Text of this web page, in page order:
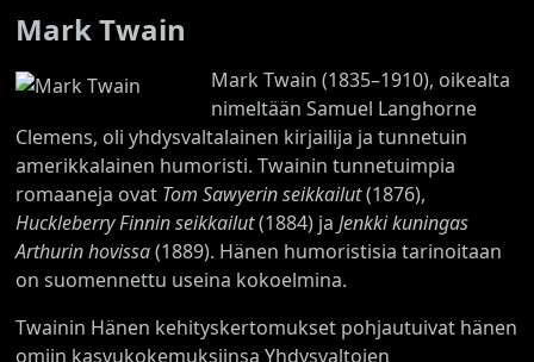
Mark Twain
Mark Twain (1835–1910), oikealta
nimeltään Samuel Langhorne
Clemens, oli yhdysvaltalainen kirjailija ja tunnetuin
amerikkalainen humoristi. Twainin tunnetuimpia
romaaneja ovat Tom Sawyerin seikkailut(1876),
Huckleberry Finnin seikkailut(1884) jaJenkki kuningas
Arthurin hovissa(1889). Hänen humoristisia tarinoitaan
on suomennettu useina kokoelmina.
Twainin Hänen kehityskertomukset pohjautuivat hänen
omiin kasvukokemuksiinsa Yhdysvaltojen